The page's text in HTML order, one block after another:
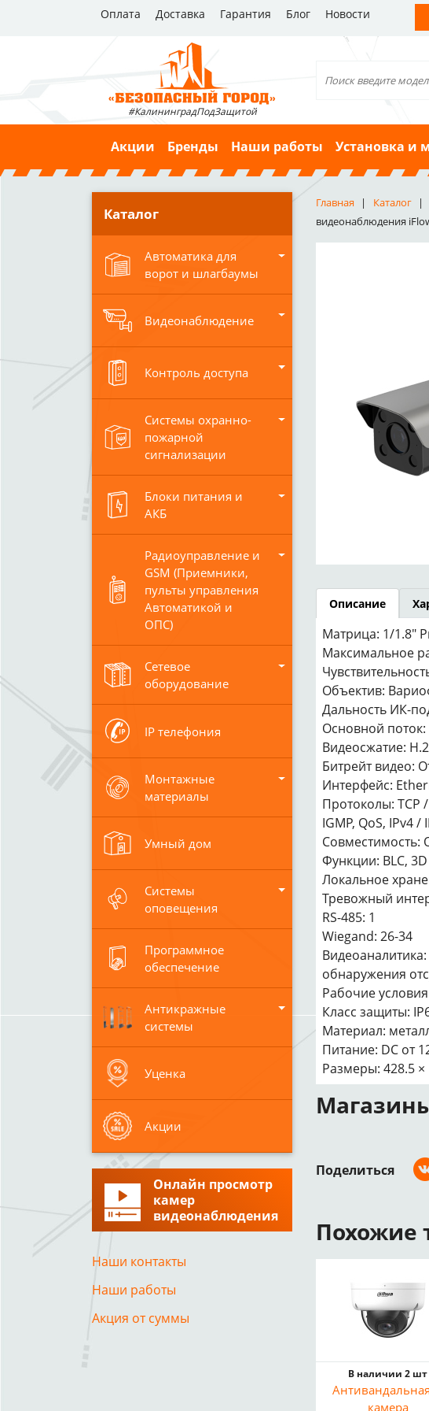
Оплата Доставка Гарантия Блог Новости
#КалининградПодЗащитой
Акции Бренды Наши работы Установка и
Каталог
Автоматика для
ворот и шлагбаумы
Видеонаблюдение
Контроль доступа
Системы охранно-
пожарной
сигнализации
Блоки питания и
АКБ
Радиоуправление и
GSM (Приемники,
пульты управления
Автоматикой и
ОПС)
Сетевое
оборудование
IP телефония
Монтажные
материалы
Умный дом
Системы
оповещения
Программное
обеспечение
Антикражные
системы
Уценка
Акции
Онлайн просмотр
камер
видеонаблюдения
Наши контакты
Наши работы
Акция от суммы
Главная Каталог
видеонаблюдения
Описание
Матрица: 1/1.8″
Максимальное
Объектив:
Дальность ИК-
Основной поток:
Видеосжатие:
Битрейт видео:
Интерфейс:
Протоколы: TCP /
IGMP, QoS, IPv4 /
Совместимость:
Функции: BLC,
Локальное
Тревожный
RS-485: 1
Wiegand: 26-34
обнаружения
Рабочие
Класс защиты:
Материал:
Питание: DC от
Размеры: 428.5
Поделиться
Похожие
В наличии 2 шт
камера